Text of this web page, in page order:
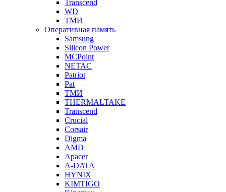
Transcend
WD
ТМИ
Оперативная память
Samsung
Silicon Power
MCPoint
NETAC
Patriot
Pat
ТМИ
THERMALTAKE
Transcend
Crucial
Corsair
Digma
AMD
Apacer
A-DATA
HYNIX
KIMTIGO